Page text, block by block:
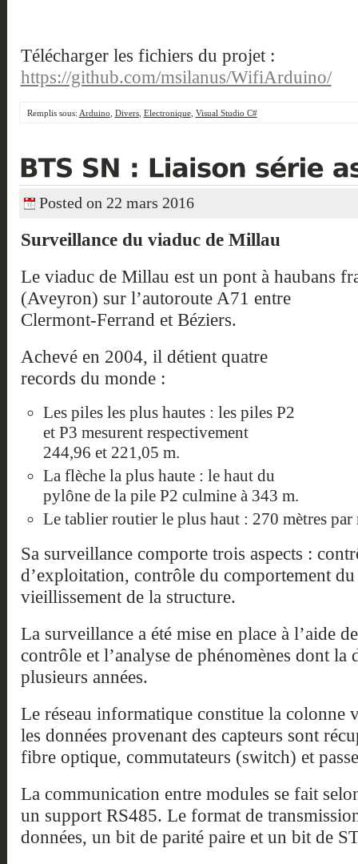
Télécharger les fichiers du projet :
https://github.com/msilanus/WifiArduino/
Remplis sous: Arduino Divers, Electronique, Visual Studio C#
Posted on 22 mars 2016
Surveillance du viaduc de Millau
Le viaduc de Millau est un pont à haubans
(Aveyron) sur l’autoroute A71 entre
Clermont-Ferrand et Béziers.
Achevé en 2004, il détient quatre
records du monde :
Les piles les plus hautes : les piles P2
et P3 mesurent respectivement
244,96 et 221,05 m.
La flèche la plus haute : le haut du
pylône de la pile P2 culmine à 343 m.
Le tablier routier le plus haut : 270 mètres par
Sa surveillance comporte trois aspects :
d’exploitation, contrôle du comportement
vieillissement de la structure.
La surveillance a été mise en place à l’aide
contrôle et l’analyse de phénomènes dont la
plusieurs années.
Le réseau informatique constitue la colonne
les données provenant des capteurs sont
fibre optique, commutateurs (switch) et
La communication entre modules se fait
un support RS485. Le format de
données, un bit de parité paire et un bit de